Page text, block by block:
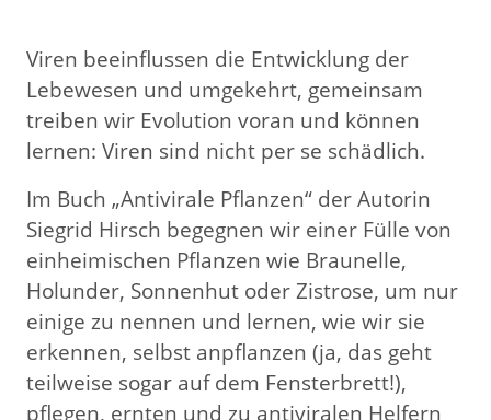
Viren beeinflussen die Entwicklung der
Lebewesen und umgekehrt, gemeinsam
treiben wir Evolution voran und können
lernen: Viren sind nicht per se schädlich.
Im Buch „Antivirale Pflanzen“ der Autorin
Siegrid Hirsch begegnen wir einer Fülle von
einheimischen Pflanzen wie Braunelle,
Holunder, Sonnenhut oder Zistrose, um nur
einige zu nennen und lernen, wie wir sie
erkennen, selbst anpflanzen (ja, das geht
teilweise sogar auf dem Fensterbrett!),
pflegen, ernten und zu antiviralen Helfern